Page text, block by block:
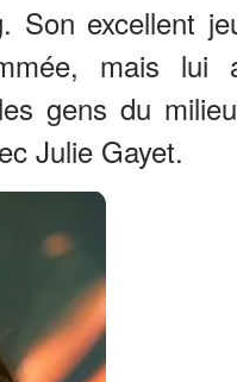
Son excellent
mais lui
gens du
Julie Gayet.